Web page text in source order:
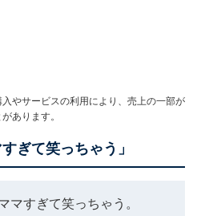
やサービスの利用により、売上の一部が
あります。
ぎて笑っちゃう」
マすぎて笑っちゃう。